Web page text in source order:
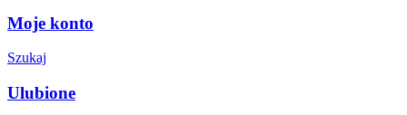
Moje konto
Szukaj
Ulubione